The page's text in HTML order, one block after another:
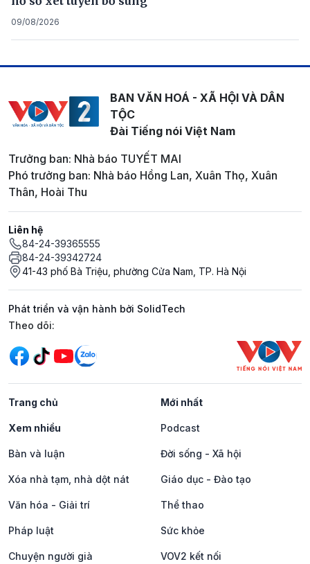
09/08/2026
BAN VĂN HOÁ - XÃ HỘI VÀ DÂN
TỘC
Đài Tiếng nói Việt Nam
Trưởng ban: Nhà báo TUYẾT MAI
Phó trưởng ban: Nhà báo Hồng Lan, Xuân Thọ, Xuân
Thân, Hoài Thu
Liên hệ
84-24-39365555
84-24-39342724
41-43 phố Bà Triệu, phường Cửa Nam, TP. Hà Nội
Phát triển và vận hành bởi SolidTech
Mạng xã hội
Theo dõi:
Trang chủ Mới nhất
Xem nhiều Podcast
Bàn và luận Đời sống - Xã hội
Xóa nhà tạm, nhà dột nát Giáo dục - Đào tạo
Văn hóa - Giải trí Thể thao
Pháp luật Sức khỏe
Chuyện người già VOV2 kết nối